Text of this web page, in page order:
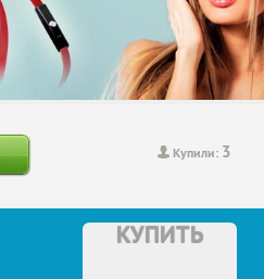
Купили: 3
КУПИТЬ